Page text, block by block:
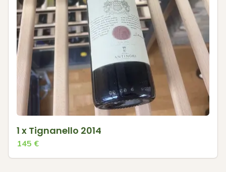
1 x Tignanello 2014
145 €